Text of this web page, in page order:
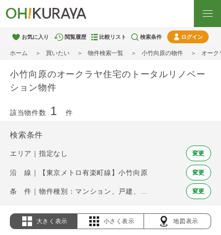
お気に入り 閲覧履歴 比較リスト 検索条件 ログイン
ホーム 買いたい 物件検索一覧 小竹向原の物件 オーク
小竹向原のオークラヤ住宅のトータルリノベー
ション物件
該当物件数 1 件
検索条件
エリア｜指定なし 変更
沿 線｜【東京メトロ有楽町線】小竹向原 変更
変更
大きく表示 小さく表示 地図表示